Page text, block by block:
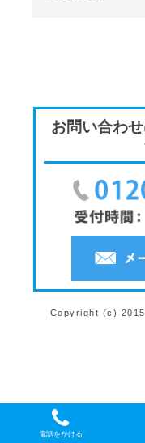
お問い合わ
Copyright (c)
電話をかける